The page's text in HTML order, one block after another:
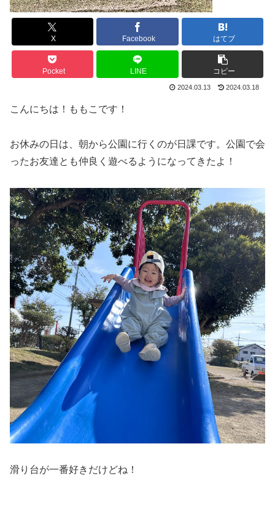
X Facebook はてブ
Pocket LINE コピー
2024.03.13 2024.03.18
こんにちは！ももこです！
お休みの日は、朝から公園に行くのが日課です。公園で会
ったお友達とも仲良く遊べるようになってきたよ！
滑り台が一番好きだけどね！